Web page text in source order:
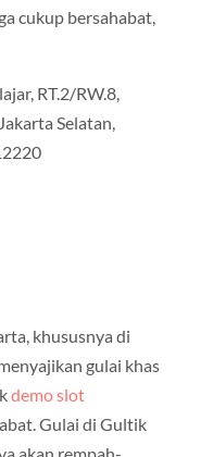
cukup bersahabat,
RT.2/RW.8,
Selatan,
khususnya di
gulai khas
demo slot
Gulai di Gultik